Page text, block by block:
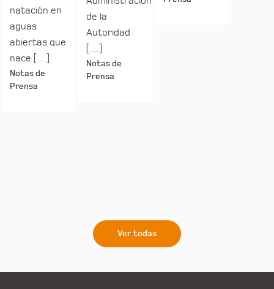
natación en
aguas
abiertas que
nace […]
Notas de
Prensa
de la
Autoridad
Notas de
Prensa
Ver todas